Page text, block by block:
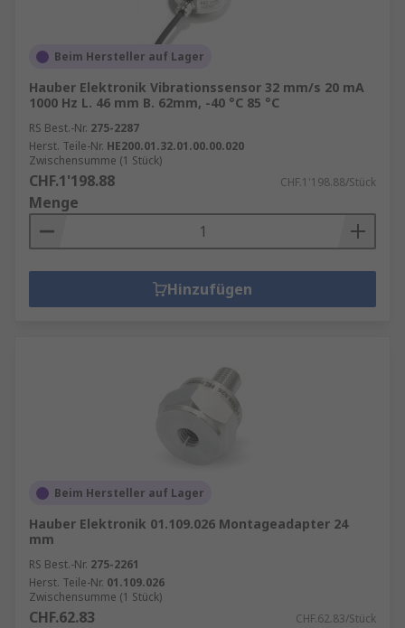
Beim Hersteller auf Lager
Hauber Elektronik Vibrationssensor 32 mm/s 20 mA
1000 Hz L. 46 mm B. 62mm, -40 °C 85 °C
RS Best.-Nr. 275-2287
Herst. Teile-Nr. HE200.01.32.01.00.00.020
Zwischensumme (1 Stück)
CHF.1'198.88 CHF.1'198.88/Stück
Menge
Hinzufügen
Beim Hersteller auf Lager
Hauber Elektronik 01.109.026 Montageadapter 24
mm
RS Best.-Nr. 275-2261
Herst. Teile-Nr. 01.109.026
Zwischensumme (1 Stück)
CHF.62.83 CHF.62.83/Stück